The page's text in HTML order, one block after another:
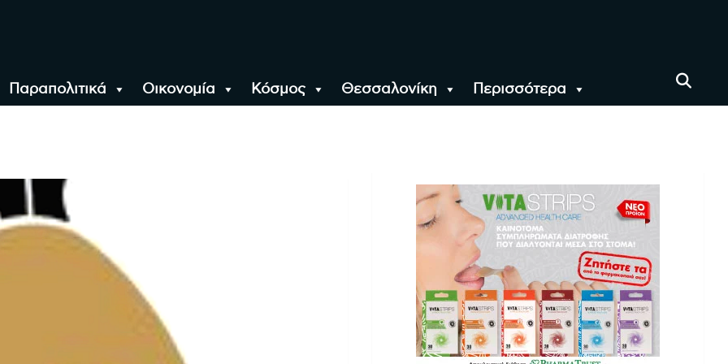
Παραπολιτικά Οικονομία Κόσμος Θεσσαλονίκη Περισσότερα